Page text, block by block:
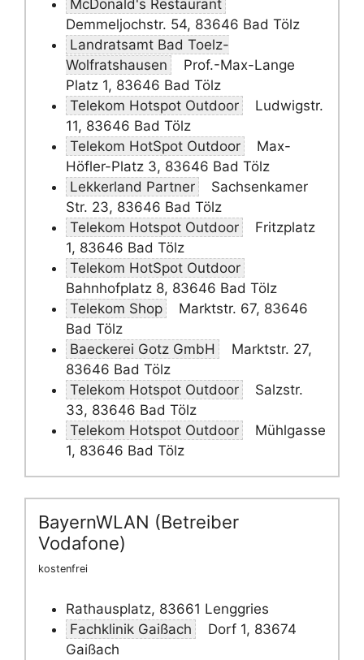
McDonald's Restaurant
Demmeljochstr. 54, 83646 Bad Tölz
Landratsamt Bad Toelz-
Wolfratshausen
Prof.-Max-Lange
Platz 1, 83646 Bad Tölz
Telekom Hotspot Outdoor
Ludwigstr.
11, 83646 Bad Tölz
Telekom HotSpot Outdoor
Max-
Höfler-Platz 3, 83646 Bad Tölz
Lekkerland Partner
Sachsenkamer
Str. 23, 83646 Bad Tölz
Telekom Hotspot Outdoor
Fritzplatz
1, 83646 Bad Tölz
Telekom HotSpot Outdoor
Bahnhofplatz 8, 83646 Bad Tölz
Telekom Shop
Marktstr. 67, 83646
Bad Tölz
Baeckerei Gotz GmbH
Marktstr. 27,
83646 Bad Tölz
Telekom Hotspot Outdoor
Salzstr.
33, 83646 Bad Tölz
Telekom Hotspot Outdoor
Mühlgasse
1, 83646 Bad Tölz
BayernWLAN (Betreiber
Vodafone)
kostenfrei
Rathausplatz, 83661 Lenggries
Fachklinik Gaißach
Dorf 1, 83674
Gaißach